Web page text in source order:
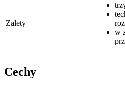
Zalety
w
Cechy